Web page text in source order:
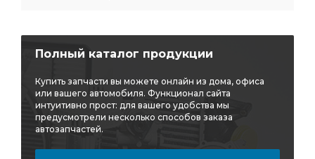
Полный каталог продукции
Купить запчасти вы можете онлайн из дома, офиса
или вашего автомобиля. Функционал сайта
интуитивно прост: для вашего удобства мы
предусмотрели несколько способов заказа
автозапчастей.